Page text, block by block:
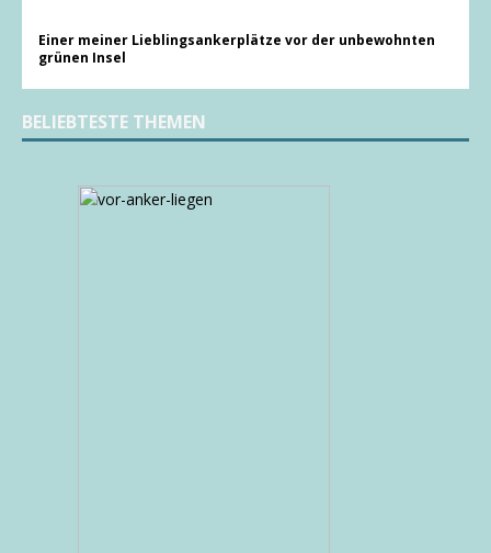
Einer meiner Lieblingsankerplätze vor der unbewohnten
grünen Insel
BELIEBTESTE THEMEN